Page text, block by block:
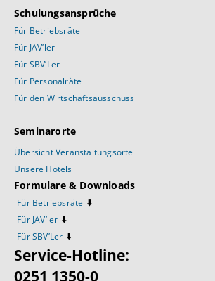
Schulungsansprüche
Für Betriebsräte
Für JAV’ler
Für SBV’Ler
Für Personalräte
Für den Wirtschaftsausschuss
Seminarorte
Übersicht Veranstaltungsorte
Unsere Hotels
Formulare & Downloads
Für Betriebsräte ⬇️
Für JAV’ler ⬇️
Für SBV’Ler ⬇️
Service-Hotline:
0251 1350-0